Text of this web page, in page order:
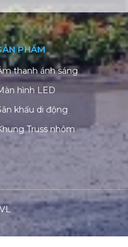
PHẨM
thanh ánh sáng
hình LED
khấu di động
Truss nhôm